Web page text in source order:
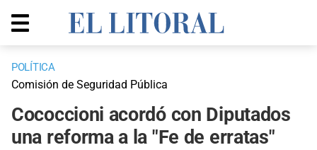
POLÍTICA
Comisión de Seguridad Pública
Cococcioni acordó con Diputados
una reforma a la "Fe de erratas"